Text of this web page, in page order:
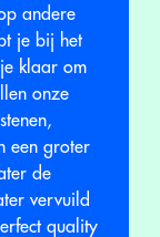
andere
je bij het
klaar om
onze
een groter
de
vervuild
quality